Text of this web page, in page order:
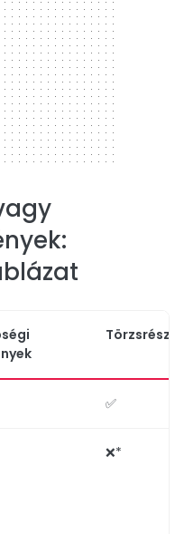
✅
❌*